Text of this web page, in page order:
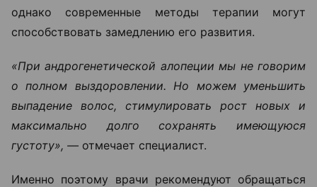
однако современные методы терапии могут
способствовать замедлению его развития.
«При андрогенетической алопеции мы не говорим
о полном выздоровлении. Но можем уменьшить
выпадение волос, стимулировать рост новых и
максимально долго сохранять имеющуюся
густоту», — отмечает специалист.
Именно поэтому врачи рекомендуют обращаться